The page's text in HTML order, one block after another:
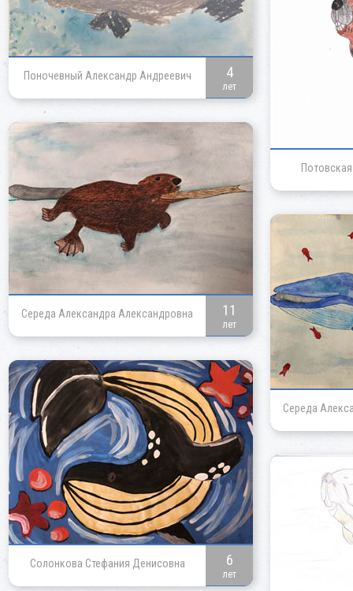
Поночевный Александр Андреевич 4
лет
Середа Александра Александровна 11
лет
Середа
Солонкова Стефания Денисовна 6
лет